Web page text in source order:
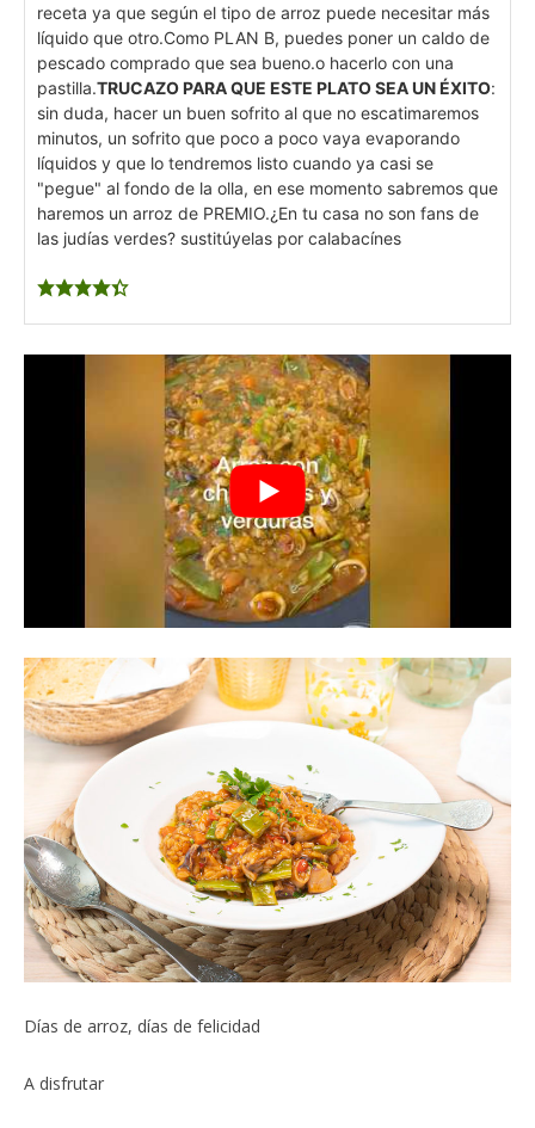
receta ya que según el tipo de arroz puede necesitar más
líquido que otro.Como PLAN B, puedes poner un caldo de
pescado comprado que sea bueno.o hacerlo con una
pastilla.TRUCAZO PARA QUE ESTE PLATO SEA UN ÉXITO:
sin duda, hacer un buen sofrito al que no escatimaremos
minutos, un sofrito que poco a poco vaya evaporando
líquidos y que lo tendremos listo cuando ya casi se
"pegue" al fondo de la olla, en ese momento sabremos que
haremos un arroz de PREMIO.¿En tu casa no son fans de
las judías verdes? sustitúyelas por calabacínes
Días de arroz, días de felicidad
A disfrutar